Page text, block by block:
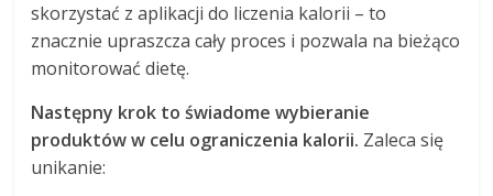
skorzystać z aplikacji do liczenia kalorii – to
znacznie upraszcza cały proces i pozwala na bieżąco
monitorować dietę.
Następny krok to świadome wybieranie
produktów w celu ograniczenia kalorii. Zaleca się
unikanie: